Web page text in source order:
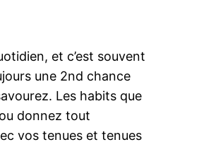
et c’est souvent
une 2nd chance
Les habits que
donnez tout
vos tenues et tenues